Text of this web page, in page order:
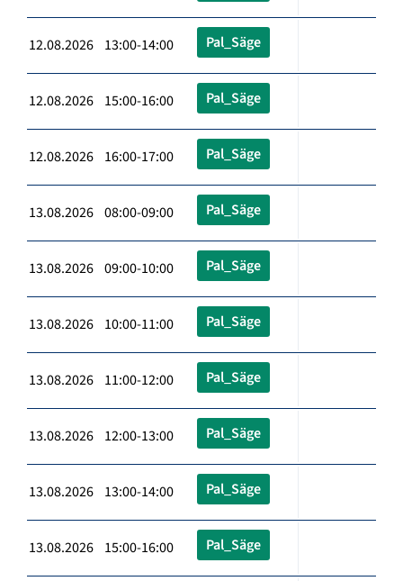
12.08.2026 13:00-14:00 Pal_Säge
12.08.2026 15:00-16:00 Pal_Säge
12.08.2026 16:00-17:00 Pal_Säge
13.08.2026 08:00-09:00 Pal_Säge
13.08.2026 09:00-10:00 Pal_Säge
13.08.2026 10:00-11:00 Pal_Säge
13.08.2026 11:00-12:00 Pal_Säge
13.08.2026 12:00-13:00 Pal_Säge
13.08.2026 13:00-14:00 Pal_Säge
13.08.2026 15:00-16:00 Pal_Säge